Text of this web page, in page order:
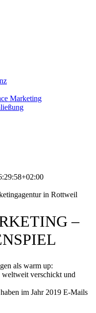
Marketing
–
als warm up:
verschickt und
im Jahr 2019 E-Mails